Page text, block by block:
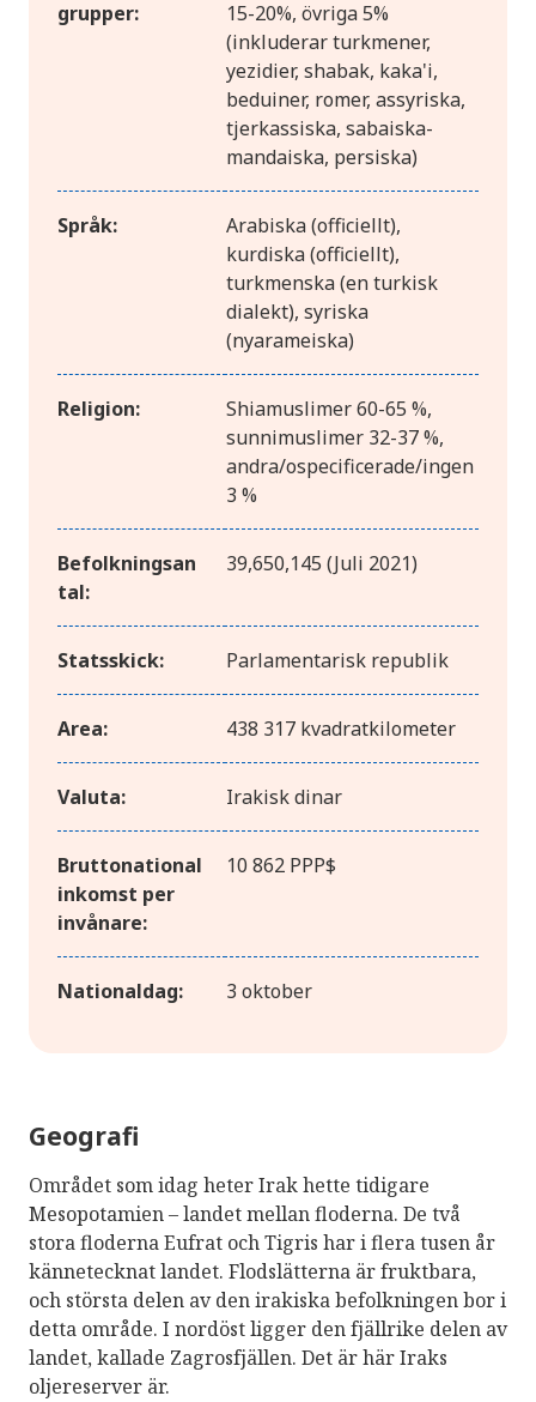
grupper:
15-20%, övriga 5%
(inkluderar turkmener,
yezidier, shabak, kaka'i,
beduiner, romer, assyriska,
tjerkassiska, sabaiska-
mandaiska, persiska)
Språk:
Arabiska (officiellt),
kurdiska (officiellt),
turkmenska (en turkisk
dialekt), syriska
(nyarameiska)
Religion:
Shiamuslimer 60-65 %,
sunnimuslimer 32-37 %,
andra/ospecificerade/ingen
3 %
Befolkningsan
tal:
39,650,145 (Juli 2021)
Statsskick: Parlamentarisk republik
Area: 438 317 kvadratkilometer
Valuta: Irakisk dinar
Bruttonational
inkomst per
invånare:
10 862 PPP$
Nationaldag: 3 oktober
Geografi
Området som idag heter Irak hette tidigare
Mesopotamien – landet mellan floderna. De två
stora floderna Eufrat och Tigris har i flera tusen år
kännetecknat landet. Flodslätterna är fruktbara,
och största delen av den irakiska befolkningen bor i
detta område. I nordöst ligger den fjällrike delen av
landet, kallade Zagrosfjällen. Det är här Iraks
oljereserver är.